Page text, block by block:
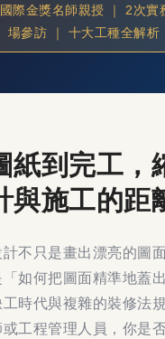
際金獎名師親授 ｜ 2次實
場參訪 ｜ 十大工種全解析
紙到完工，
與施工的距
不只是畫出漂亮的圖
如何把圖面精準地蓋出
時代與複雜的裝修法
工程管理人員，你是